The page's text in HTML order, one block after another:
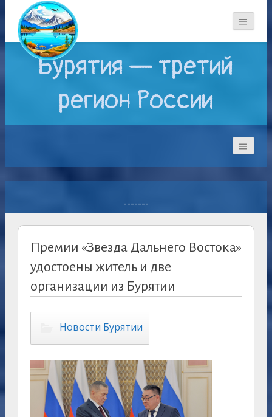
Бурятия — третий
регион России
-------
Премии «Звезда Дальнего Востока»
удостоены житель и две
организации из Бурятии
Новости Бурятии